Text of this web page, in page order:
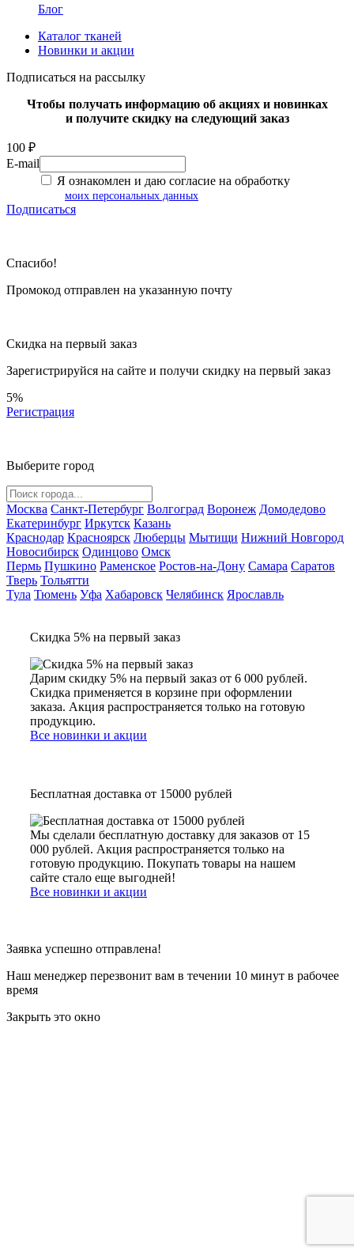
Блог
Каталог тканей
Новинки и акции
Подписаться на рассылку
Чтобы получать информацию об акциях и новинках
и получите скидку на следующий заказ
100 ₽
E-mail
Я ознакомлен и даю согласие на обработку
моих персональных данных
Подписаться
Спасибо!
Промокод отправлен на указанную почту
Скидка на первый заказ
Зарегистрируйся на сайте и получи скидку на первый заказ
5%
Регистрация
Выберите город
Москва Санкт-Петербург Волгоград Воронеж Домодедово
Екатеринбург Иркутск Казань
Краснодар Красноярск Люберцы Мытищи Нижний Новгород
Новосибирск Одинцово Омск
Пермь Пушкино Раменское Ростов-на-Дону Самара Саратов
Тверь Тольятти
Тула Тюмень Уфа Хабаровск Челябинск Ярославль
Скидка 5% на первый заказ
Дарим скидку 5% на первый заказ от 6 000 рублей.
Скидка применяется в корзине при оформлении
заказа. Акция распространяется только на готовую
продукцию.
Все новинки и акции
Бесплатная доставка от 15000 рублей
Мы сделали бесплатную доставку для заказов от 15
000 рублей. Акция распространяется только на
готовую продукцию. Покупать товары на нашем
сайте стало еще выгодней!
Все новинки и акции
Заявка успешно отправлена!
Наш менеджер перезвонит вам в течении 10 минут в рабочее
время
Закрыть это окно